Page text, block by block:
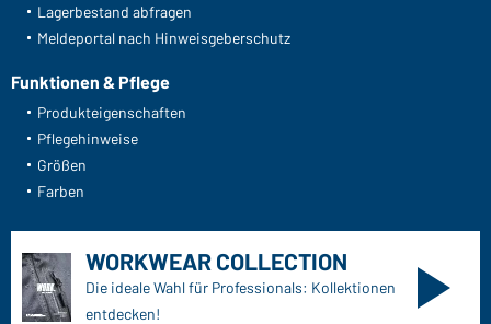
Lagerbestand abfragen
Meldeportal nach Hinweisgeberschutz
Funktionen & Pflege
Produkteigenschaften
Pflegehinweise
Größen
Farben
WORKWEAR COLLECTION
Die ideale Wahl für Professionals: Kollektionen
entdecken!